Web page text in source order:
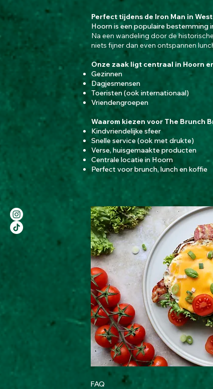
Perfect tijdens de Iron Man in
Hoorn is een populaire bestemming
Na een wandeling door de
niets fijner dan even ontspannen
Onze zaak ligt centraal in Hoorn
Gezinnen
Dagjesmensen
Toeristen (ook internationaal)
Vriendengroepen
Waarom kiezen voor The Brunch
Kindvriendelijke sfeer
Snelle service (ook met drukte)
Verse, huisgemaakte producten
Centrale locatie in Hoorn
Perfect voor brunch, lunch en koffie
FAQ